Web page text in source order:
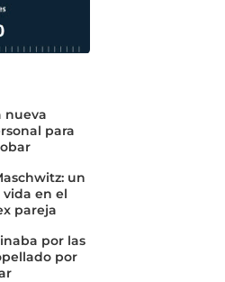
nueva
para
un
en el
pareja
por las
por